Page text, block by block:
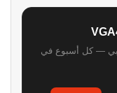
— كل أسبوع في